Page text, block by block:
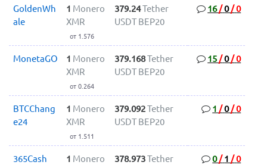
GoldenWh
ale
1 Monero
XMR
от 1.576
379.24Tether
USDT BEP20
16/0/0
MonetaGO 1 Monero
XMR
от 0.264
379.168Tether
USDT BEP20
15 /0/0
BTCChang
e24
1 Monero
XMR
от 1.511
379.092Tether
USDT BEP20
1 /0/0
365Cash 1 Monero
378.973Tether
0/ 1 /0